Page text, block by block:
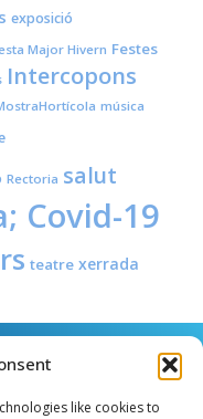
like cookies to
exposició
Major Hivern Festes
Intercopons
música
Rectoria salut
Covid-19
teatre xerrada